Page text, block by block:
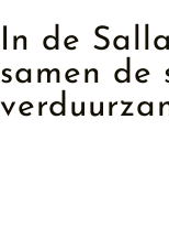
In de
samen